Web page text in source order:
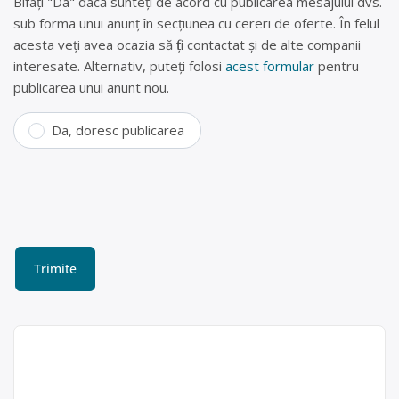
sub forma unui anunț în secțiunea cu cereri de oferte. În felul
acesta veți avea ocazia să fiți contactat și de alte companii
interesate. Alternativ, puteți folosi acest formular pentru
publicarea unui anunt nou.
Da, doresc publicarea